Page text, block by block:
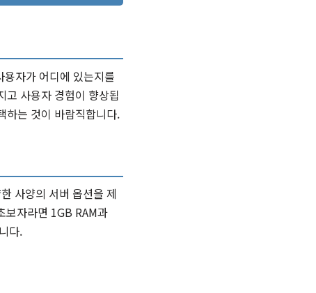
자가 어디에 있는지를
고 사용자 경험이 향상됩
하는 것이 바람직합니다.
사양의 서버 옵션을 제
보자라면 1GB RAM과
다.